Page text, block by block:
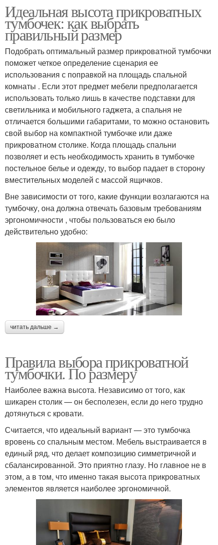
Идеальная высота прикроватных
тумбочек: как выбрать
правильный размер
Подобрать оптимальный размер прикроватной тумбочки
поможет четкое определение сценария ее
использования с поправкой на площадь спальной
комнаты . Если этот предмет мебели предполагается
использовать только лишь в качестве подставки для
светильника и мобильного гаджета, а спальня не
отличается большими габаритами, то можно остановить
свой выбор на компактной тумбочке или даже
прикроватном столике. Когда площадь спальни
позволяет и есть необходимость хранить в тумбочке
постельное белье и одежду, то выбор падает в сторону
вместительных моделей с массой ящичков.
Вне зависимости от того, какие функции возлагаются на
тумбочку, она должна отвечать базовым требованиям
эргономичности , чтобы пользоваться ею было
действительно удобно:
читать дальше →
Правила выбора прикроватной
тумбочки. По размеру
Наиболее важна высота. Независимо от того, как
шикарен столик — он бесполезен, если до него трудно
дотянуться с кровати.
Считается, что идеальный вариант — это тумбочка
вровень со спальным местом. Мебель выстраивается в
единый ряд, что делает композицию симметричной и
сбалансированной. Это приятно глазу. Но главное не в
этом, а в том, что именно такая высота прикроватных
элементов является наиболее эргономичной.